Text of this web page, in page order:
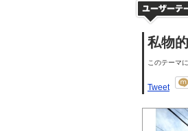
私物
このテーマ
Tweet